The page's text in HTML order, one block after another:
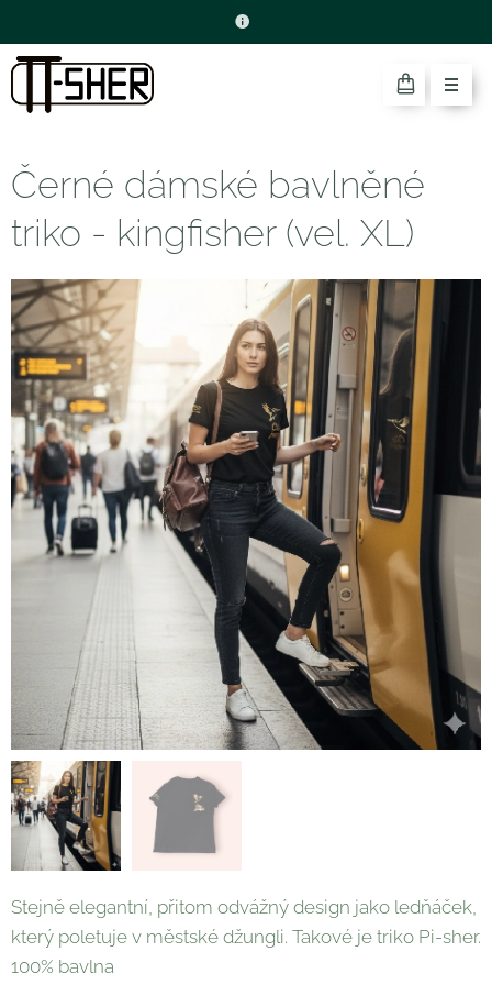
Černé dámské bavlněné
triko - kingfisher (vel. XL)
Stejně elegantní, přitom odvážný design jako ledňáček,
který poletuje v městské džungli. Takové je triko Pi-sher.
100% bavlna